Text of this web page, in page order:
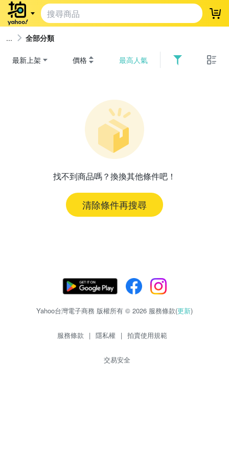
登
全部分類
最新上架 價格 最高人氣
找不到商品嗎？換換其他條件吧！
清除條件再搜尋
Yahoo台灣電子商務 版權所有 © 2026 服務條款(更新)
服務條款 | 隱私權 | 拍賣使用規範
交易安全